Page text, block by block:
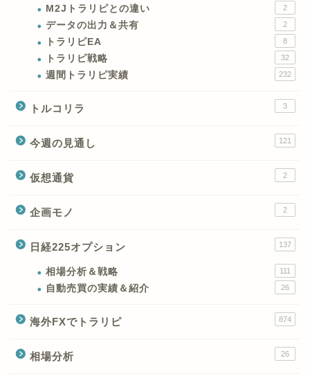
M2Jトラリピとの違い 2
データの出力＆共有 2
トラリピEA 8
トラリピ戦略 32
週間トラリピ実績 232
トルコリラ 3
今週の見通し 121
仮想通貨 2
企画モノ 2
日経225オプション 137
相場分析＆戦略 111
自動売買の実績＆紹介 26
海外FXでトラリピ 874
相場分析 26